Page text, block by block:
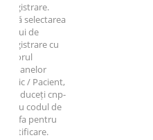
selectarea
cu
/ Pacient,
cnp-
codul de
pentru